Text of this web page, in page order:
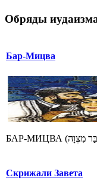
Обряды
Бар-Мицва
Скрижали Завета